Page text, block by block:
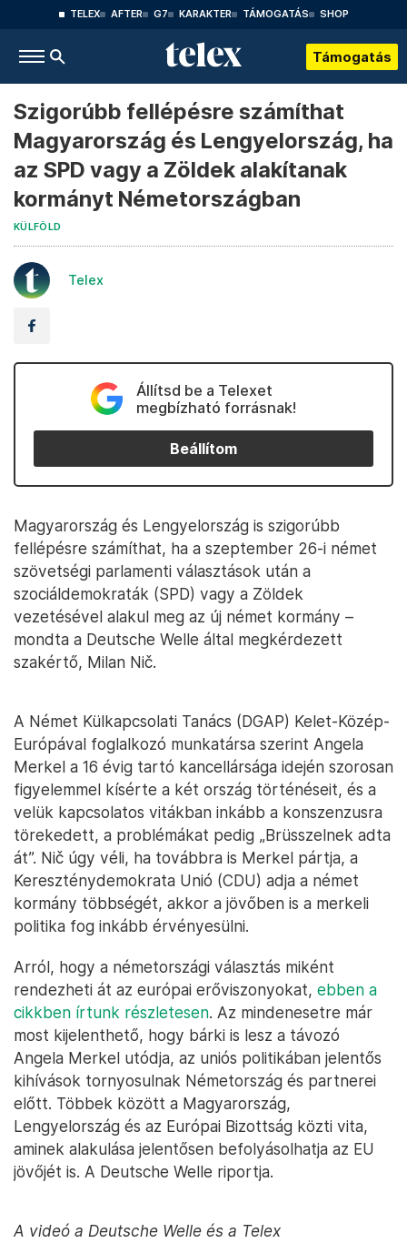
TELEX AFTER G7 KARAKTER TÁMOGATÁS SHOP
Támogatás
Szigorúbb fellépésre számíthat
Magyarország és Lengyelország, ha
az SPD vagy a Zöldek alakítanak
kormányt Németországban
KÜLFÖLD
Telex
Állítsd be a Telexet
megbízható forrásnak!
Beállítom
Magyarország és Lengyelország is szigorúbb
fellépésre számíthat, ha a szeptember 26-i német
szövetségi parlamenti választások után a
szociáldemokraták (SPD) vagy a Zöldek
vezetésével alakul meg az új német kormány –
mondta a Deutsche Welle által megkérdezett
szakértő, Milan Nič.
A Német Külkapcsolati Tanács (DGAP) Kelet-Közép-
Európával foglalkozó munkatársa szerint Angela
Merkel a 16 évig tartó kancellársága idején szorosan
figyelemmel kísérte a két ország történéseit, és a
velük kapcsolatos vitákban inkább a konszenzusra
törekedett, a problémákat pedig „Brüsszelnek adta
át”. Nič úgy véli, ha továbbra is Merkel pártja, a
Kereszténydemokrata Unió (CDU) adja a német
kormány többségét, akkor a jövőben is a merkeli
politika fog inkább érvényesülni.
Arról, hogy a németországi választás miként
rendezheti át az európai erőviszonyokat, ebben a
cikkben írtunk részletesen. Az mindenesetre már
most kijelenthető, hogy bárki is lesz a távozó
Angela Merkel utódja, az uniós politikában jelentős
kihívások tornyosulnak Németország és partnerei
előtt. Többek között a Magyarország,
Lengyelország és az Európai Bizottság közti vita,
aminek alakulása jelentősen befolyásolhatja az EU
jövőjét is. A Deutsche Welle riportja.
A videó a Deutsche Welle és a Telex